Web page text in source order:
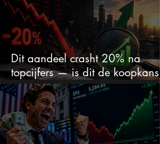
Dit aandeel crasht 20% na
topcijfers — is dit de koopkans
waar beleggers op wachtten?